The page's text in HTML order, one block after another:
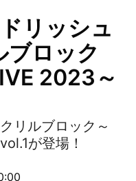
リッシュ
ブロック
2023～
リルブロック～
が登場！